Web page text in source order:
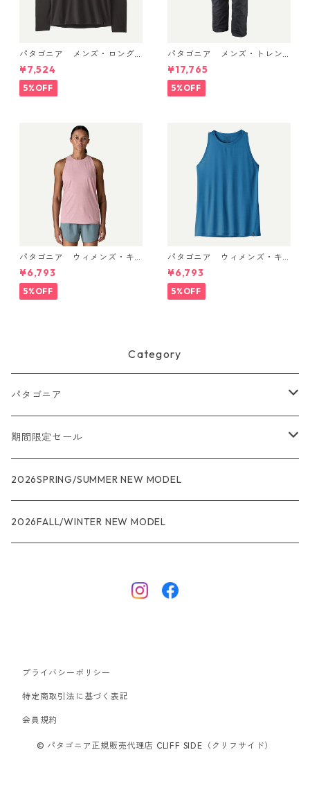
パタゴニア メンズ・ロング
スリーブ・キャプリーン・ク
ール・デイリー・シャツ Black
¥7,524
5%OFF
パタゴニア メンズ・トレン
トシェル 3L・レイン・パンツ
（ショート） (カラー Black)
Patagonia Men's Torrentshe
ll 3L Rain Pants - Short 日本
¥17,765
5%OFF
パタゴニア ウィメンズ・キ
ャプリーン・クール・ウルト
ラ・タンク Light Violet - Qu
iet Violet X-Dye 44740 日本
正規品
¥6,793
5%OFF
パタゴニア ウィメンズ・キ
ャプリーン・クール・ウルト
ラ・タンク Aquatic Blue - Li
ght Aquatic Blue X-Dye 447
40 日本正規品
¥6,793
5%OFF
Category
パタゴニア
メンズ
R1
R1エア
ウィメンズ
R1
ジャケット・アウター
スウェットシャツ・フーディ
ボードショーツ
期間限定セール
★★★
レインウェアー
2026SPRING/SUMMER NEW MODEL
2026FALL/WINTER NEW MODEL
プライバシーポリシー
特定商取引法に基づく表記
会員規約
© パタゴニア正規販売代理店 CLIFF SIDE（クリフサイド）